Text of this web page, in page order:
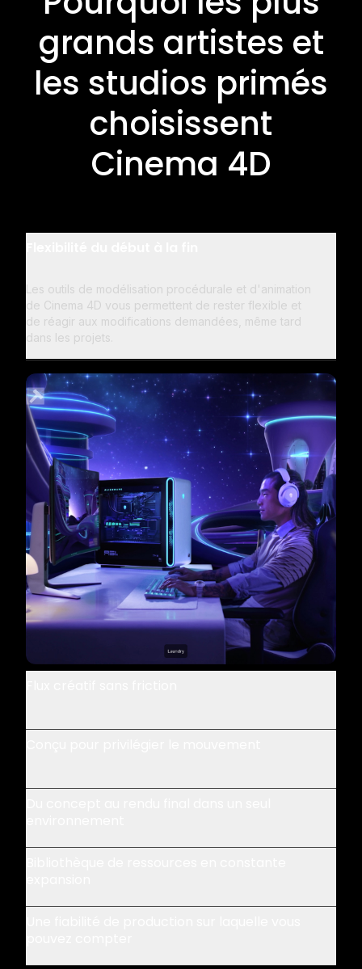
grands artistes et
les studios primés
choisissent
Cinema 4D
Les outils de modélisation procédurale et d'animation
de Cinema 4D vous permettent de rester flexible et
de réagir aux modifications demandées, même tard
dans les projets.